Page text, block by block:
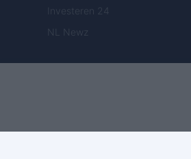
Investeren 24
NL Newz